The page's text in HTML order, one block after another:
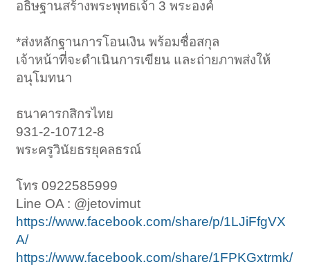
อธิษฐานสร้างพระพุทธเจ้า 3 พระองค์
*ส่งหลักฐานการโอนเงิน พร้อมชื่อสกุล
เจ้าหน้าที่จะดำเนินการเขียน และถ่ายภาพส่งให้
อนุโมทนา
ธนาคารกสิกรไทย
931-2-10712-8
พระครูวินัยธรยุคลธรณ์
โทร 0922585999
Line OA : @jetovimut
https://www.facebook.com/share/p/1LJiFfgVX
A/
https://www.facebook.com/share/1FPKGxtrmk/